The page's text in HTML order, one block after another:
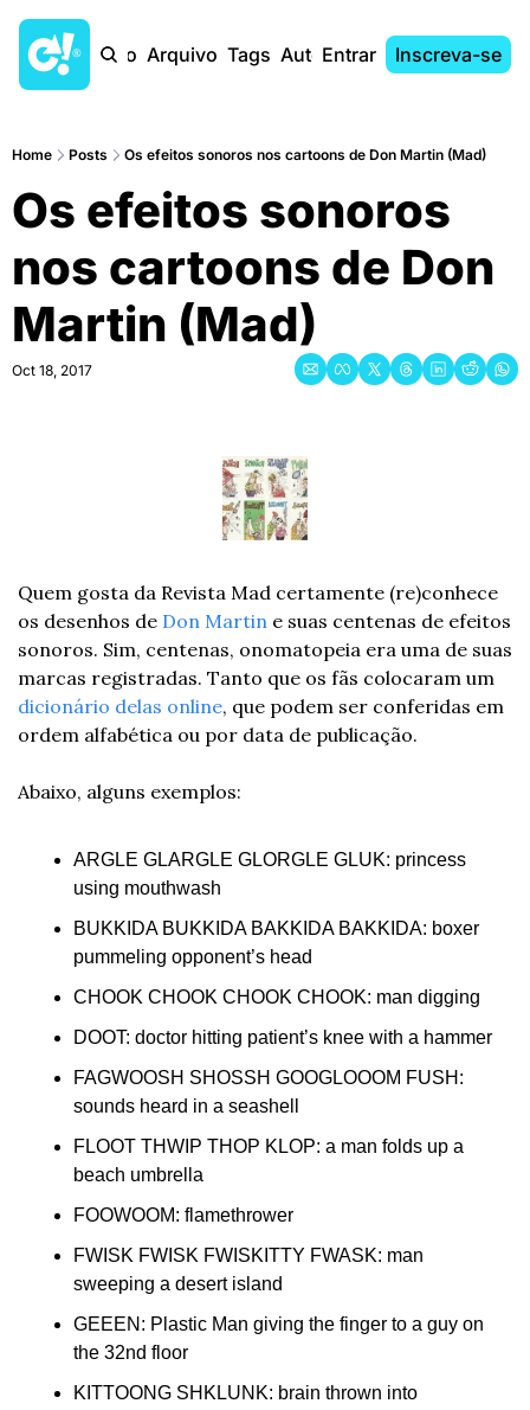
Início Arquivo Tags AutoresEntrar Inscreva-se
Home Posts Os efeitos sonoros nos cartoons de Don Martin (Mad)
Os efeitos sonoros
nos cartoons de Don
Martin (Mad)
Oct 18, 2017
Quem gosta da Revista Mad certamente (re)conhece
os desenhos de Don Martin e suas centenas de efeitos
sonoros. Sim, centenas, onomatopeia era uma de suas
dicionário delas online, que podem ser conferidas em
ordem alfabética ou por data de publicação.
Abaixo, alguns exemplos:
ARGLE GLARGLE GLORGLE GLUK: princess
using mouthwash
BUKKIDA BUKKIDA BAKKIDA BAKKIDA: boxer
pummeling opponent’s head
CHOOK CHOOK CHOOK CHOOK: man digging
DOOT: doctor hitting patient’s knee with a hammer
FAGWOOSH SHOSSH GOOGLOOOM FUSH:
sounds heard in a seashell
FLOOT THWIP THOP KLOP: a man folds up a
beach umbrella
FOOWOOM: flamethrower
FWISK FWISK FWISKITTY FWASK: man
sweeping a desert island
GEEEN: Plastic Man giving the finger to a guy on
the 32nd floor
KITTOONG SHKLUNK: brain thrown into